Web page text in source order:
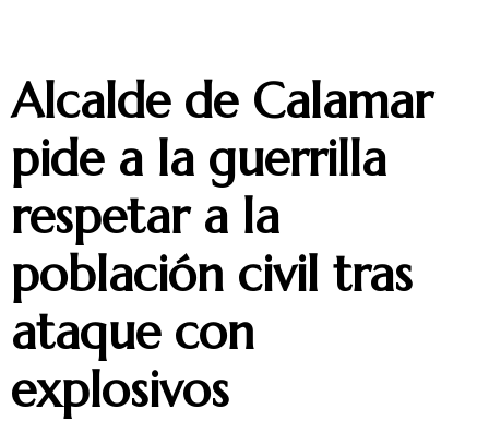
Alcalde de Calamar
pide a la guerrilla
respetar a la
población civil tras
ataque con
explosivos